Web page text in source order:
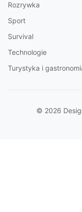
Rozrywka
Sport
Survival
Technologie
Turystyka i
© 2026